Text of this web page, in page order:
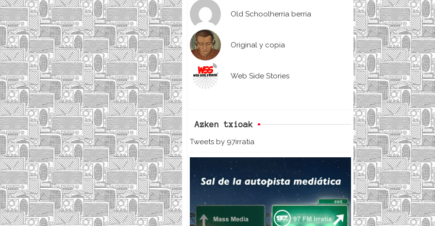
Old Schoolherria berria
Original y copia
Web Side Stories
Azken txioak
Tweets by 97irratia